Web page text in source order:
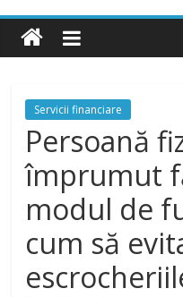
Servicii financiare
Persoană
împrumut
modul de
cum să